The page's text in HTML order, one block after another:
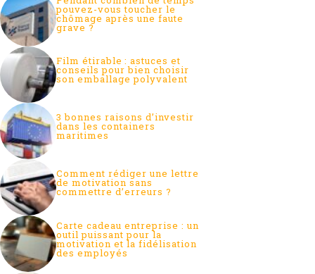
pouvez-vous toucher le
chômage après une faute
grave ?
Film étirable : astuces et
conseils pour bien choisir
son emballage polyvalent
3 bonnes raisons d’investir
dans les containers
maritimes
Comment rédiger une lettre
de motivation sans
commettre d’erreurs ?
Carte cadeau entreprise : un
outil puissant pour la
motivation et la fidélisation
des employés